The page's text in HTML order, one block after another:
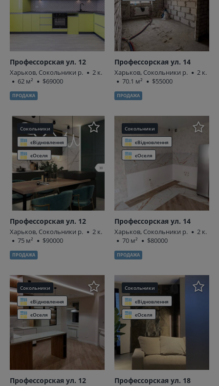
Профессорская ул. 12
Харьков, Сокольники р.
2 к.
62 м²
$69000
ПРОДАЖА
Профессорская ул. 14
Харьков, Сокольники р.
2 к.
70.1 м²
$55000
ПРОДАЖА
Сокольники
єВідновлення
єОселя
Профессорская ул. 12
Харьков, Сокольники р.
2 к.
75 м²
$90000
ПРОДАЖА
Сокольники
єВідновлення
єОселя
Профессорская ул. 14
Харьков, Сокольники р.
2 к.
70 м²
$80000
ПРОДАЖА
Сокольники
єВідновлення
єОселя
Профессорская ул. 12
Сокольники
єВідновлення
єОселя
Профессорская ул. 18